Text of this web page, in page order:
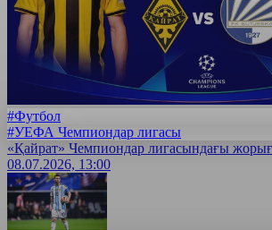
#Футбол
#УЕФА Чемпиондар лигасы
«Қайрат» Чемпиондар лигасындағы
08.07.2026, 13:00